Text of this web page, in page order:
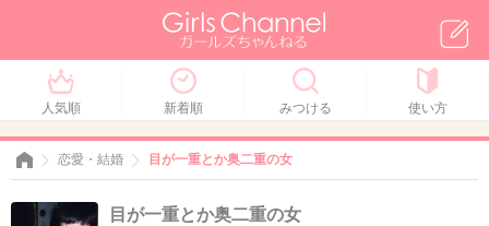
人気順 新着順 みつける 使い方
恋愛・結婚 目が一重とか奥二重の女
目が一重とか奥二重の女